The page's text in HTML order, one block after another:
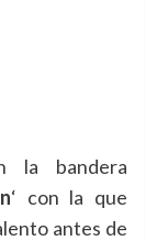
la bandera
‘ con la que
antes de